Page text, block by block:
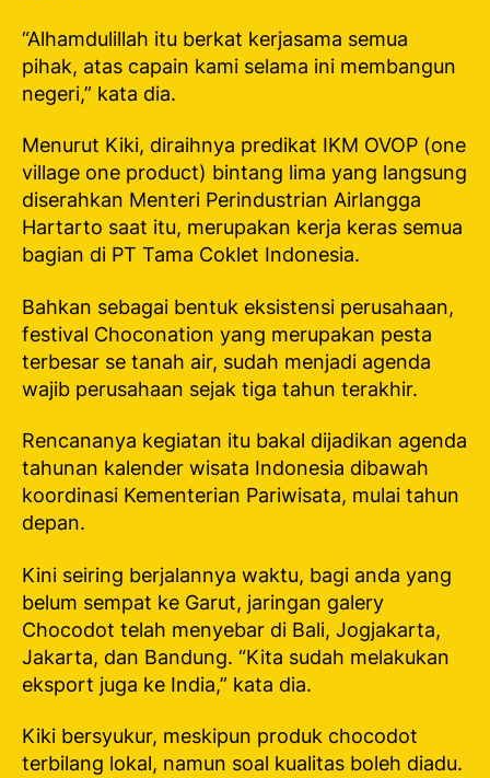
“Alhamdulillah itu berkat kerjasama semua
pihak, atas capain kami selama ini membangun
negeri,” kata dia.
Menurut Kiki, diraihnya predikat IKM OVOP (one
village one product) bintang lima yang langsung
diserahkan Menteri Perindustrian Airlangga
Hartarto saat itu, merupakan kerja keras semua
bagian di PT Tama Coklet Indonesia.
Bahkan sebagai bentuk eksistensi perusahaan,
festival Choconation yang merupakan pesta
terbesar se tanah air, sudah menjadi agenda
wajib perusahaan sejak tiga tahun terakhir.
Rencananya kegiatan itu bakal dijadikan agenda
tahunan kalender wisata Indonesia dibawah
koordinasi Kementerian Pariwisata, mulai tahun
depan.
Kini seiring berjalannya waktu, bagi anda yang
belum sempat ke Garut, jaringan galery
Chocodot telah menyebar di Bali, Jogjakarta,
Jakarta, dan Bandung. “Kita sudah melakukan
eksport juga ke India,” kata dia.
Kiki bersyukur, meskipun produk chocodot
terbilang lokal, namun soal kualitas boleh diadu.